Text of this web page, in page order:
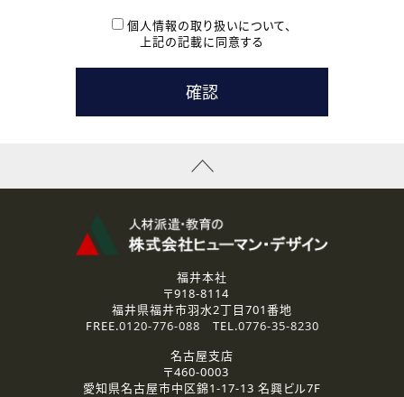
本登録に関するご連絡および本登録時の参考情報として利
たします。
( 3 ) スタッフ派遣を検討されている企業の皆様
お問い合わせの内容に回答するために利用いたします。
なお、ご連絡手段は、電話・Ｅメールのいずれかの方法とい
資料送付、受講相談に関するご連絡のために利用いたしま
その他、お問い合わせの内容に回答するために利用いたし
なお、ご連絡手段は、電話・Ｅメールのいずれかの方法とい
2.個人情報の第三者提供
ご提供いただいた個人情報は、法令等の規定に従う場合を除き、
3.個人情報の取り扱いの委託
弊社の定める個人情報保護の評価基準を満たした委託先に、個
個人情報の取り扱いについて、
上記の記載に同意する
福井本社
〒918-8114
福井県福井市羽水2丁目701番地
FREE.0120-776-088 TEL.0776-35-8230
名古屋支店
〒460-0003
愛知県名古屋市中区錦1-17-13 名興ビル7F